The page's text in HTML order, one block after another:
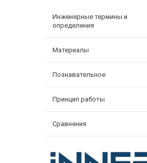
Инженерные термины и
определения
Материалы
Познавательное
Принцип работы
Сравнения